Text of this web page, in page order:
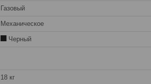
Газовый
Механическое
Черный
18 кг